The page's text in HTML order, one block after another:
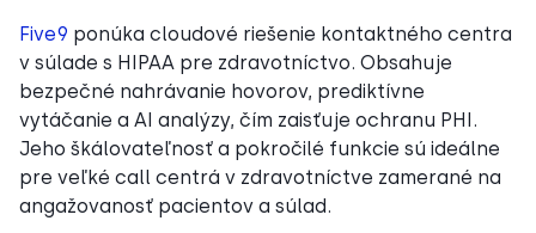
Five9 ponúka cloudové riešenie kontaktného centra
v súlade s HIPAA pre zdravotníctvo. Obsahuje
bezpečné nahrávanie hovorov, prediktívne
vytáčanie a AI analýzy, čím zaisťuje ochranu PHI.
Jeho škálovateľnosť a pokročilé funkcie sú ideálne
pre veľké call centrá v zdravotníctve zamerané na
angažovanosť pacientov a súlad.